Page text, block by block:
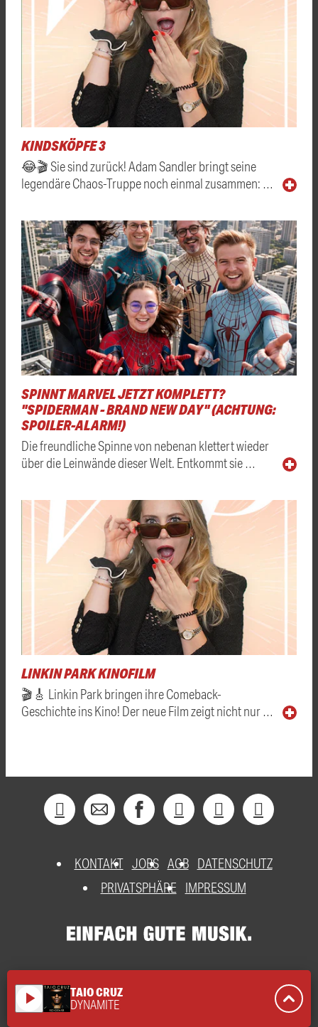
KINDSKÖPFE 3
😂🎬 Sie sind zurück! Adam Sandler bringt seine
legendäre Chaos-Truppe noch einmal zusammen: …
SPINNT MARVEL JETZT KOMPLETT?
"SPIDERMAN - BRAND NEW DAY" (ACHTUNG:
SPOILER-ALARM!)
Die freundliche Spinne von nebenan klettert wieder
über die Leinwände dieser Welt. Entkommt sie …
LINKIN PARK KINOFILM
🎬🎸 Linkin Park bringen ihre Comeback-
Geschichte ins Kino! Der neue Film zeigt nicht nur …
KONTAKT JOBS AGB DATENSCHUTZ
PRIVATSPHÄRE
IMPRESSUM
play_arrow TAIO CRUZ
DYNAMITE